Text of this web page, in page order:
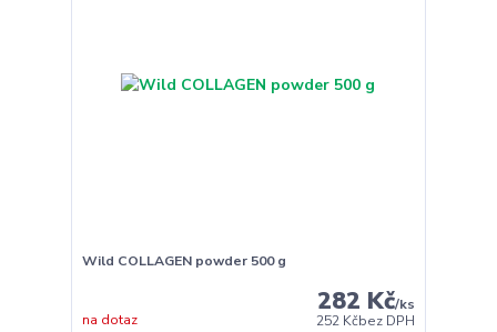
Wild COLLAGEN powder 500 g
282 Kč/ks
252 Kčbez DPH
na dotaz